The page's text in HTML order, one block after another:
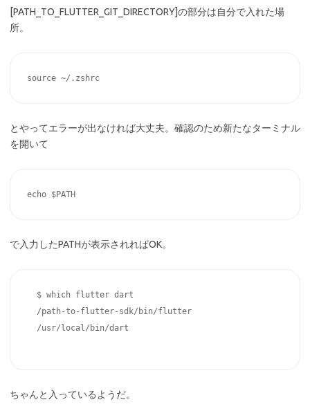
[PATH_TO_FLUTTER_GIT_DIRECTORY]の部分は自分で入れた場
所。
とやってエラーが出なければ大丈夫。確認のため新たなターミナル
を開いて
で入力したPATHが表示されればOK。
  $ which flutter dart
  /path-to-flutter-sdk/bin/flutter
  /usr/local/bin/dart
ちゃんと入っているようだ。